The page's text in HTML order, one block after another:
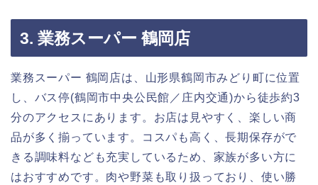
3. 業務スーパー 鶴岡店
業務スーパー 鶴岡店は、山形県鶴岡市みどり町に位置
し、バス停(鶴岡市中央公民館／庄内交通)から徒歩約3
分のアクセスにあります。お店は見やすく、楽しい商
品が多く揃っています。コスパも高く、長期保存がで
きる調味料なども充実しているため、家族が多い方に
はおすすめです。肉や野菜も取り扱っており、使い勝